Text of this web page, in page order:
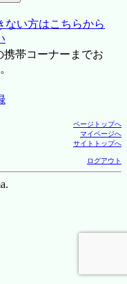
ない方はこちらから
帯コーナーまでお
ページトップへ
マイページへ
サイトトップへ
ログアウト